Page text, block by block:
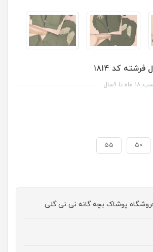
کد ۱۸۱۴
50
55
پوشاک بچه گانه نی نی گلی